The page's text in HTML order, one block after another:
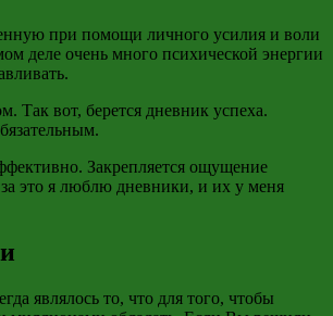
при помощи личного усилия и воли
деле очень много психической энергии
Так вот, берется дневник успеха.
Закрепляется ощущение
это я люблю дневники, и их у меня
являлось то, что для того, чтобы